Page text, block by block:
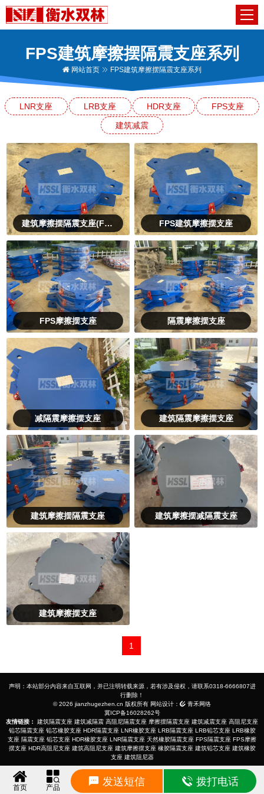
FPS建筑摩擦摆隔震支座系列
网站首页 FPS建筑摩擦摆隔震支座系列
LNR支座 LRB支座 HDR支座
FPS支座
建筑减震
建筑摩擦摆隔震支座(FPS) FPS建筑摩擦摆支座
FPS摩擦摆支座 隔震摩擦摆支座
减隔震摩擦摆支座 建筑隔震摩擦摆支座
建筑摩擦摆隔震支座 建筑摩擦摆减隔震支座
建筑摩擦摆支座
1
首页 产品 发送短信 拨打电话
声明：本站部分内容来自互联网，并已注明转载来源，若有涉及侵权，请联系0318-6666807进
行删除！
© 2026 jianzhugezhen.cn 版权所有 网站设计：
青禾网络
冀ICP备16028262号
友情链接：
建筑隔震支座 建筑减隔震 高阻尼隔震支座 摩擦摆隔震支座 建筑减震支座 高阻尼支座
铅芯隔震支座 铅芯橡胶支座 HDR隔震支座 LNR橡胶支座 LRB隔震支座 LRB铅芯支座 LRB橡胶
支座 隔震支座 铅芯支座 HDR橡胶支座 LNR隔震支座 天然橡胶隔震支座 FPS隔震支座 FPS摩擦
摆支座 HDR高阻尼支座 建筑高阻尼支座 建筑摩擦摆支座 橡胶隔震支座 建筑铅芯支座 建筑橡胶
支座 建筑阻尼器